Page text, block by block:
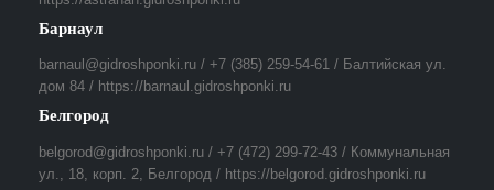
Барнаул
barnaul@gidroshponki.ru / +7 (385) 259-54-61 / Балтийская ул.
дом 84 / https://barnaul.gidroshponki.ru
Белгород
belgorod@gidroshponki.ru / +7 (472) 299-72-43 / Коммунальная
ул., 18, корп. 2, Белгород / https://belgorod.gidroshponki.ru